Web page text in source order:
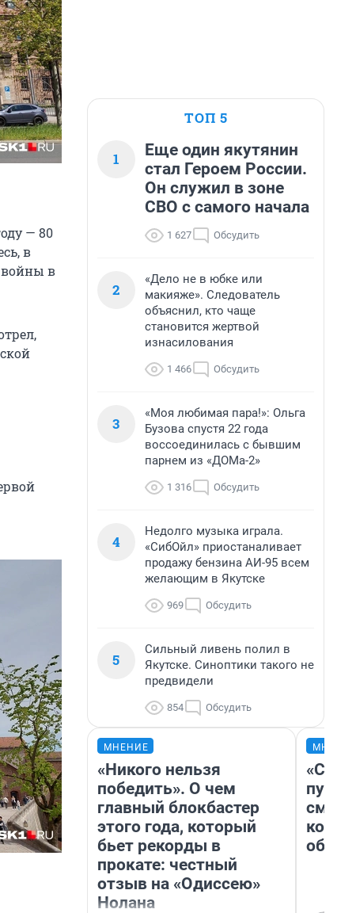
— 80
в
войны в
ТОП 5
1
Еще один якутянин
стал Героем России.
Он служил в зоне
СВО с самого начала
1 627 Обсудить
2
«Дело не в юбке или
макияже». Следователь
объяснил, кто чаще
становится жертвой
изнасилования
1 466 Обсудить
3
«Моя любимая пара!»: Ольга
Бузова спустя 22 года
воссоединилась с бывшим
парнем из «ДОМа-2»
1 316 Обсудить
4
Недолго музыка играла.
«СибОйл» приостаналивает
продажу бензина АИ-95 всем
желающим в Якутске
969 Обсудить
5
Сильный ливень полил в
Якутске. Синоптики такого не
предвидели
854 Обсудить
МНЕНИЕ
«Никого нельзя
победить». О чем
главный блокбастер
этого года, который
бьет рекорды в
прокате: честный
отзыв на «Одиссею»
Нолана